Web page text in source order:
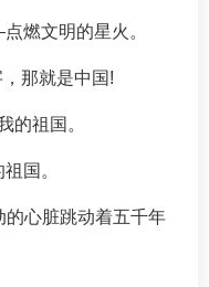
燃文明的星火。
那就是中国!
的祖国。
国。
的心脏跳动着五千年